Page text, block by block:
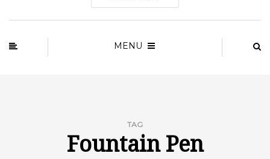
MENU
TAG
Fountain Pen